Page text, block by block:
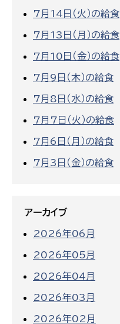
7月14日（火）の給食
7月13日（月）の給食
7月10日（金）の給食
7月9日（木）の給食
7月8日（水）の給食
7月7日（火）の給食
7月6日（月）の給食
7月3日（金）の給食
アーカイブ
2026年06月
2026年05月
2026年04月
2026年03月
2026年02月